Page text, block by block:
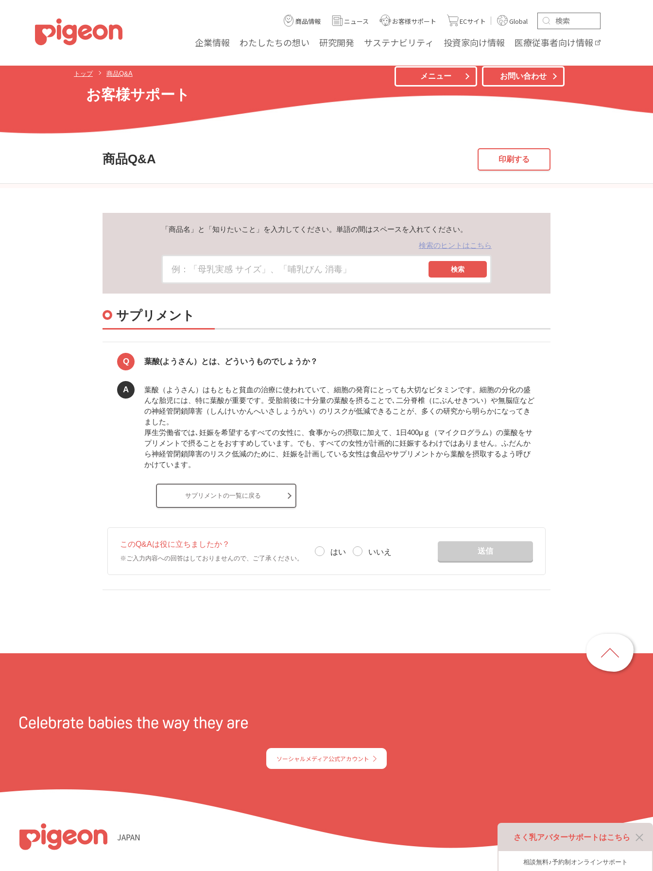
企業情報 わたしたちの想い 研究開発 サステナビリティ 投資家向け情報 医療従事者向け情報
商品情報 ニュース お客様サポート ECサイト Global
トップ 商品Q&A
お客様サポート
メニュー お問い合わせ
商品Q&A 印刷する
「商品名」と「知りたいこと」を入力してください。単語の間はスペースを入れてください。
検索のヒントはこちら
検索
サプリメント
Q 葉酸(ようさん）とは、どういうものでしょうか？
A
葉酸（ようさん）はもともと貧血の治療に使われていて、細胞の発育にとっても大切なビタミンです。細胞の分化の盛
んな胎児には、特に葉酸が重要です。受胎前後に十分量の葉酸を摂ることで､二分脊椎（にぶんせきつい）や無脳症など
の神経管閉鎖障害（しんけいかんへいさしょうがい）のリスクが低減できることが、多くの研究から明らかになってき
ました。
厚生労働省では､妊娠を希望するすべての女性に、食事からの摂取に加えて、1日400μｇ（マイクログラム）の葉酸をサ
プリメントで摂ることをおすすめしています。でも、すべての女性が計画的に妊娠するわけではありません。ふだんか
ら神経管閉鎖障害のリスク低減のために、妊娠を計画している女性は食品やサプリメントから葉酸を摂取するよう呼び
かけています。
サプリメントの一覧に戻る
このQ&Aは役に立ちましたか？
※ご入力内容への回答はしておりませんので、ご了承ください。
はい いいえ 送信
ソーシャルメディア公式アカウント
JAPAN
ジ
さく乳アバターサポートはこちら
相談無料♪予約制オンラインサポート